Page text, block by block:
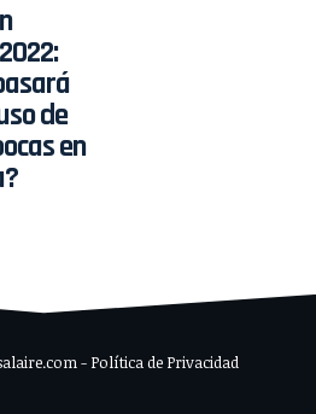
de
en
- Política de Privacidad